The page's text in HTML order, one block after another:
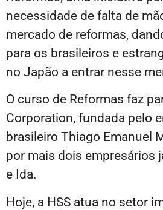
necessidade de falta de
mercado de reformas,
para os brasileiros e
no Japão a entrar nesse
O curso de Reformas faz
Corporation, fundada pelo
brasileiro Thiago Emanuel
por mais dois empresários
e Ida.
Hoje, a HSS atua no setor